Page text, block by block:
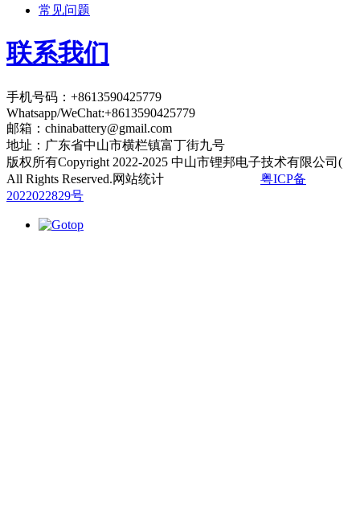
常见问题
联系我们
手机号码：+8613590425779
Whatsapp/WeChat:+8613590425779
邮箱： chinabattery@gmail.com
地址：广东省中山市横栏镇富丁街九号
版权所有Copyright 2022-2025 中山市锂邦电子技术有限公司(
All Rights Reserved.网站统计 粤ICP备
2022022829号